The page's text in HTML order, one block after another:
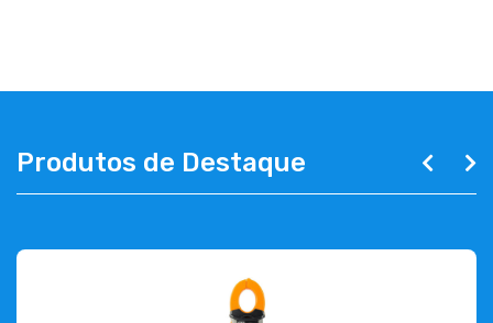
Produtos de Destaque